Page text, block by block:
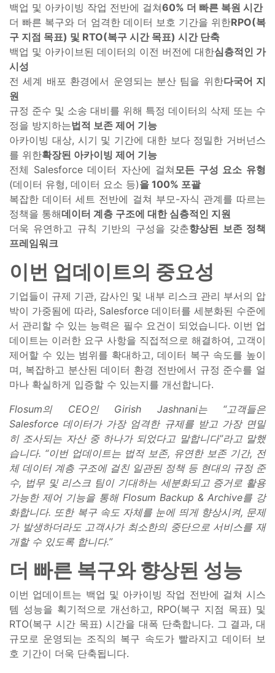
백업 및 아카이빙 작업 전반에 걸쳐60% 더 빠른 복원 시간
더 빠른 복구와 더 엄격한 데이터 보호 기간을 위한RPO(복
구 지점 목표) 및 RTO(복구 시간 목표) 시간 단축
백업 및 아카이브된 데이터의 이전 버전에 대한심층적인 가
시성
전 세계 배포 환경에서 운영되는 분산 팀을 위한다국어 지
원
규정 준수 및 소송 대비를 위해 특정 데이터의 삭제 또는 수
정을 방지하는법적 보존 제어 기능
아카이빙 대상, 시기 및 기간에 대한 보다 정밀한 거버넌스
를 위한확장된 아카이빙 제어 기능
전체 Salesforce 데이터 자산에 걸쳐 모든 구성 요소 유형
(데이터 유형, 데이터 요소 등)을 100% 포괄
복잡한 데이터 세트 전반에 걸쳐 부모-자식 관계를 따르는
정책을 통해데이터 계층 구조에 대한 심층적인 지원
더욱 유연하고 규칙 기반의 구성을 갖춘향상된 보존 정책
프레임워크
이번 업데이트의 중요성
기업들이 규제 기관, 감사인 및 내부 리스크 관리 부서의 압
박이 가중됨에 따라, Salesforce 데이터를 세분화된 수준에
서 관리할 수 있는 능력은 필수 요건이 되었습니다. 이번 업
데이트는 이러한 요구 사항을 직접적으로 해결하여, 고객이
제어할 수 있는 범위를 확대하고, 데이터 복구 속도를 높이
며, 복잡하고 분산된 데이터 환경 전반에서 규정 준수를 얼
마나 확실하게 입증할 수 있는지를 개선합니다.
Flosum의 CEO인 Girish Jashnani는 “고객들은
Salesforce 데이터가 가장 엄격한 규제를 받고 가장 면밀
히 조사되는 자산 중 하나가 되었다고 말합니다”라고 말했
습니다. “이번 업데이트는 법적 보존, 유연한 보존 기간, 전
체 데이터 계층 구조에 걸친 일관된 정책 등 현대의 규정 준
수, 법무 및 리스크 팀이 기대하는 세분화되고 증거로 활용
가능한 제어 기능을 통해 Flosum Backup & Archive를 강
화합니다. 또한 복구 속도 자체를 눈에 띄게 향상시켜, 문제
가 발생하더라도 고객사가 최소한의 중단으로 서비스를 재
개할 수 있도록 합니다.”
더 빠른 복구와 향상된 성능
이번 업데이트는 백업 및 아카이빙 작업 전반에 걸쳐 시스
템 성능을 획기적으로 개선하고, RPO(복구 지점 목표) 및
RTO(복구 시간 목표) 시간을 대폭 단축합니다. 그 결과, 대
규모로 운영되는 조직의 복구 속도가 빨라지고 데이터 보
호 기간이 더욱 단축됩니다.